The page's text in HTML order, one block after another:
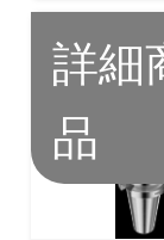
詳細
品